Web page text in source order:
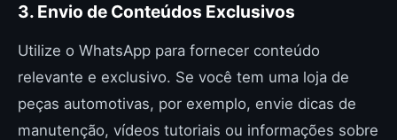
3. Envio de Conteúdos Exclusivos
Utilize o WhatsApp para fornecer conteúdo
relevante e exclusivo. Se você tem uma loja de
peças automotivas, por exemplo, envie dicas de
manutenção, vídeos tutoriais ou informações sobre